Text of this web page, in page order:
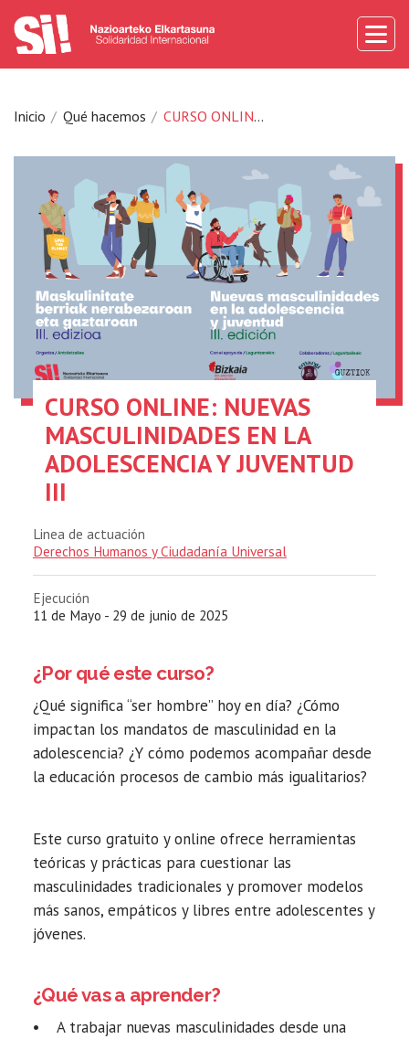
Inicio Qué hacemos CURSO ONLINE: NUEVAS MASCULINIDADES EN LA ADOLESCENCIA Y JUVENTUD III
CURSO ONLINE: NUEVAS
MASCULINIDADES EN LA
ADOLESCENCIA Y JUVENTUD
III
Linea de actuación
Derechos Humanos y Ciudadanía Universal
Ejecución
11 de Mayo - 29 de junio de 2025
¿Por qué este curso?
¿Qué significa “ser hombre” hoy en día? ¿Cómo
impactan los mandatos de masculinidad en la
adolescencia? ¿Y cómo podemos acompañar desde
la educación procesos de cambio más igualitarios?
Este curso gratuito y online ofrece herramientas
teóricas y prácticas para cuestionar las
masculinidades tradicionales y promover modelos
más sanos, empáticos y libres entre adolescentes y
jóvenes.
¿Qué vas a aprender?
• A trabajar nuevas masculinidades desde una